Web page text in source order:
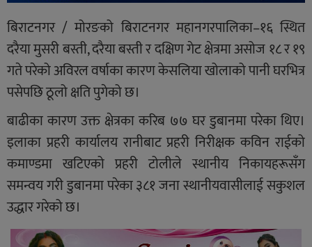
बिराटनगर / मोरङको बिराटनगर महानगरपालिका–१६ स्थित
दरैया मुसरी बस्ती, दरैया बस्ती र दक्षिण गेट क्षेत्रमा असोज १८ र १९
गते परेको अविरल वर्षाका कारण केसलिया खोलाको पानी घरभित्र
पसेपछि ठूलो क्षति पुगेको छ।
बाढीका कारण उक्त क्षेत्रका करिब ७७ घर डुबानमा परेका थिए।
इलाका प्रहरी कार्यालय रानीबाट प्रहरी निरीक्षक कविन राईको
कमाण्डमा खटिएको प्रहरी टोलीले स्थानीय निकायहरूसँग
समन्वय गरी डुबानमा परेका ३८१ जना स्थानीयवासीलाई सकुशल
उद्धार गरेको छ।